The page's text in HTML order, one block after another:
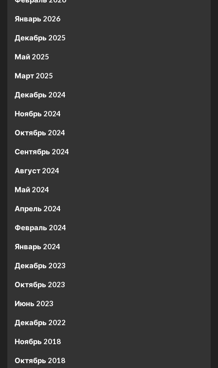
Январь 2026
Декабрь 2025
Май 2025
Март 2025
Декабрь 2024
Ноябрь 2024
Октябрь 2024
Сентябрь 2024
Август 2024
Май 2024
Апрель 2024
Февраль 2024
Январь 2024
Декабрь 2023
Октябрь 2023
Июнь 2023
Декабрь 2022
Ноябрь 2018
Октябрь 2018